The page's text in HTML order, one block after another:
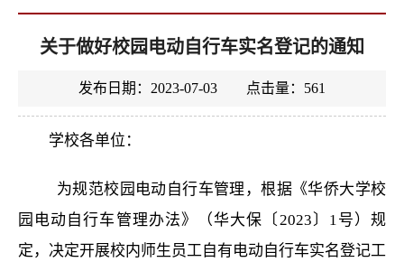
关于做好校园电动自行车实名登记的通知
发布日期：2023-07-03 点击量： 561
学校各单位：
为规范校园电动自行车管理，根据《华侨大学校
园电动自行车管理办法》（华大保〔 2023〕 1 号）规
定，决定开展校内师生员工自有电动自行车实名登记工